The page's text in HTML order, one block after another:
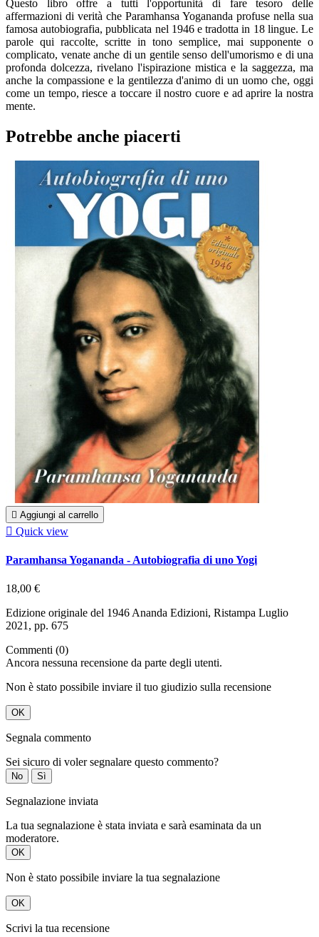
Questo libro offre a tutti l'opportunità di fare tesoro delle
affermazioni di verità che Paramhansa Yogananda profuse nella sua
famosa autobiografia, pubblicata nel 1946 e tradotta in 18 lingue. Le
parole qui raccolte, scritte in tono semplice, mai supponente o
complicato, venate anche di un gentile senso dell'umorismo e di una
profonda dolcezza, rivelano l'ispirazione mistica e la saggezza, ma
anche la compassione e la gentilezza d'animo di un uomo che, oggi
come un tempo, riesce a toccare il nostro cuore e ad aprire la nostra
mente.
Potrebbe anche piacerti
 Aggiungi al carrello
 Quick view
Paramhansa Yogananda - Autobiografia di uno Yogi
18,00 €
Edizione originale del 1946 Ananda Edizioni, Ristampa Luglio
2021, pp. 675
Commenti (0)
Ancora nessuna recensione da parte degli utenti.
Non è stato possibile inviare il tuo giudizio sulla recensione
OK
Segnala commento
Sei sicuro di voler segnalare questo commento?
No Sì
Segnalazione inviata
La tua segnalazione è stata inviata e sarà esaminata da un
moderatore.
OK
Non è stato possibile inviare la tua segnalazione
OK
Scrivi la tua recensione